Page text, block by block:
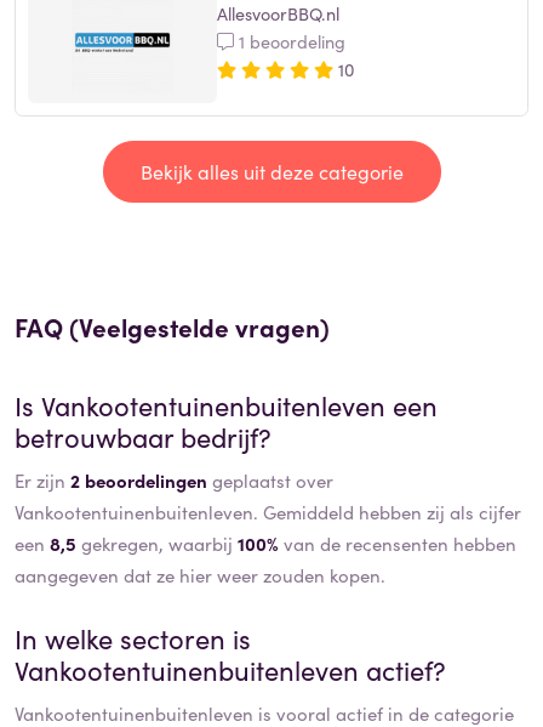
AllesvoorBBQ.nl
1 beoordeling
10
Bekijk alles uit deze categorie
FAQ (Veelgestelde vragen)
Is Vankootentuinenbuitenleven een
betrouwbaar bedrijf?
Er zijn 2 beoordelingen geplaatst over
Vankootentuinenbuitenleven. Gemiddeld hebben zij als cijfer
een 8,5 gekregen, waarbij 100% van de recensenten hebben
aangegeven dat ze hier weer zouden kopen.
In welke sectoren is
Vankootentuinenbuitenleven actief?
Vankootentuinenbuitenleven is vooral actief in de categorie